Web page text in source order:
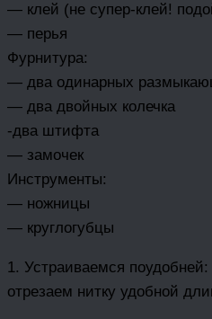
— клей (не супер-клей!
— перья
Фурнитура:
— два одинарных
— два двойных колечка
-два штифта
— замочек
Инструменты:
— ножницы
— круглогубцы
1. Устраиваемся
отрезаем нитку удобной